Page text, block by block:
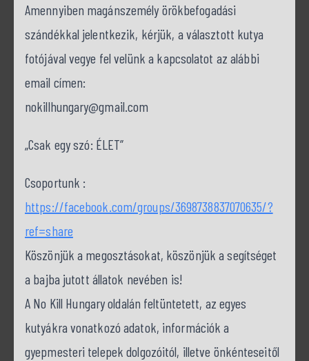
Amennyiben magánszemély örökbefogadási
szándékkal jelentkezik, kérjük, a választott kutya
fotójával vegye fel velünk a kapcsolatot az alábbi
email címen:
nokillhungary@gmail.com
„Csak egy szó: ÉLET”
Csoportunk :
https://facebook.com/groups/3698738837070635/?
ref=share
Köszönjük a megosztásokat, köszönjük a segítséget
a bajba jutott állatok nevében is!
A No Kill Hungary oldalán feltüntetett, az egyes
kutyákra vonatkozó adatok, információk a
gyepmesteri telepek dolgozóitól, illetve önkénteseitől